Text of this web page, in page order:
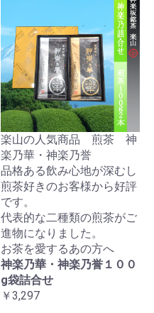
楽山の人気商品 煎茶 神
楽乃華・神楽乃誉
品格ある飲み心地が深むし
煎茶好きのお客様から好評
です。
代表的な二種類の煎茶がご
進物になりました。
お茶を愛するあの方へ
神楽乃華・神楽乃誉１００
g袋詰合せ
￥3,297